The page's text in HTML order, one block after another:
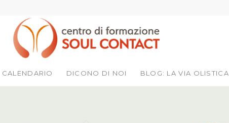
CALENDARIO DICONO DI NOI BLOG: LA VIA OLISTICA